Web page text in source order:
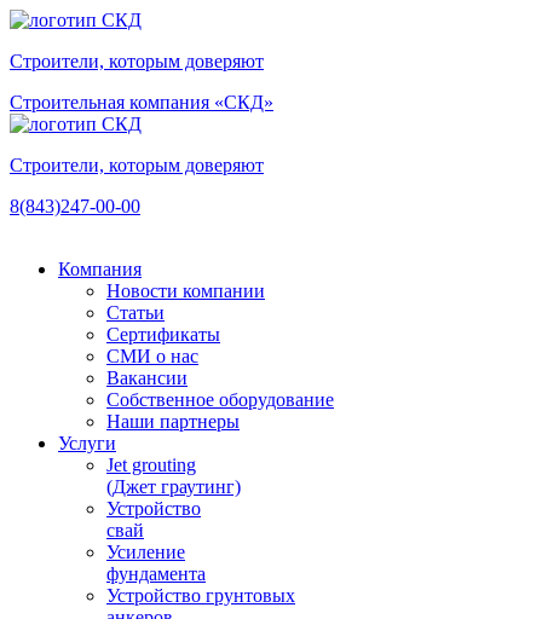
Строители, которым доверяют
Строительная компания «СКД»
Строители, которым доверяют
8(843)247-00-00
Компания
Новости компании
Статьи
Сертификаты
СМИ о нас
Вакансии
Собственное оборудование
Наши партнеры
Услуги
Jet grouting
(Джет граутинг)
Устройство
свай
Усиление
фундамента
Устройство грунтовых